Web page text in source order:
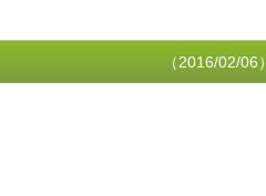
（2016/02/06）